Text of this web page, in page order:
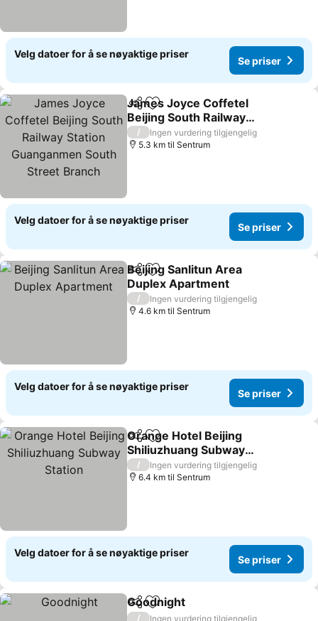
Velg datoer for å se nøyaktige priser
Se priser
Del Legg til i favoritter
James Joyce Coffetel
Beijing South Railway
Station Guanganmen
South Street Branch
Se priser
/
Ingen vurdering tilgjengelig
5.3 km til Sentrum
Velg datoer for å se nøyaktige priser
Se priser
Del Legg til i favoritter
Beijing Sanlitun Area
Duplex Apartment
Se priser
/
Ingen vurdering tilgjengelig
4.6 km til Sentrum
Velg datoer for å se nøyaktige priser
Se priser
Del Legg til i favoritter
Orange Hotel Beijing
Shiliuzhuang Subway
Station
Se priser
/
Ingen vurdering tilgjengelig
6.4 km til Sentrum
Velg datoer for å se nøyaktige priser
Se priser
Del Legg til i favoritter
Goodnight
/ Ingen vurdering tilgjengelig